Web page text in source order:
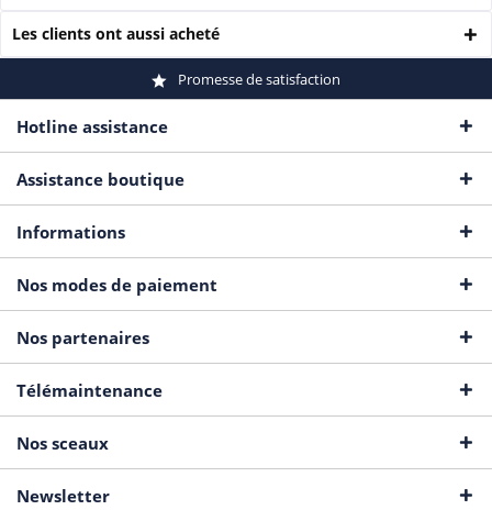
Les clients ont aussi acheté
Promesse de satisfaction
Hotline assistance
Assistance boutique
Informations
Nos modes de paiement
Nos partenaires
Télémaintenance
Nos sceaux
Newsletter